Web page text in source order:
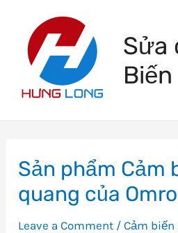
content
Sửa
Sản phẩm Cảm
quang của
Leave a Comment /Cảm biến